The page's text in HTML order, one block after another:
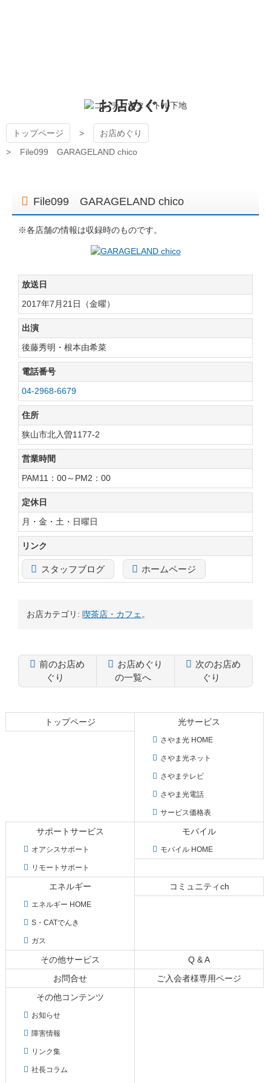
プ
お店めぐり
トップページ
お店めぐり
File099 GARAGELAND chico
File099 GARAGELAND chico
※各店舗の情報は収録時のものです。
放送日
2017年7月21日（金曜）
出演
後藤秀明・根本由希菜
電話番号
04-2968-6679
住所
狭山市北入曽1177-2
営業時間
PAM11：00～PM2：00
定休日
月・金・土・日曜日
リンク
スタッフブログ ホームページ
お店カテゴリ: 喫茶店・カフェ 。
前のお店め
ぐり
お店めぐり
の一覧へ
次のお店め
ぐり
ン
へ
の
トップページ 光サービス
さやま光 HOME
さやま光ネット
さやまテレビ
さやま光電話
サービス価格表
サポートサービス
オアシスサポート
リモートサポート
モバイル
モバイル HOME
エネルギー
エネルギー HOME
S・CATでんき
ガス
コミュニティch
その他サービス
Q & A
お問合せ
ご入会者様専用ページ
その他コンテンツ
お知らせ
障害情報
リンク集
社長コラム